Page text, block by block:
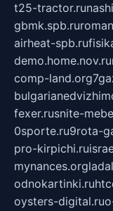
t25-tractor.ru
gbmk.spb.ru
airheat-spb.ru
demo.home.nov.ru
comp-land.org
fexer.rusnite-
0sporte.ru9rota-
pro-kirpichi.ru
mynances.org
odnokartinki.ru
oysters-digital.ru